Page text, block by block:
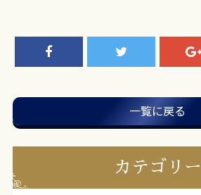
一覧に戻る
カテゴリー